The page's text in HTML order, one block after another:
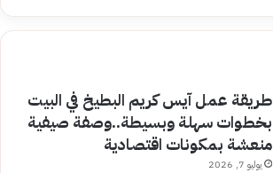
طريقة عمل آيس كريم البطيخ في البيت
بخطوات سهلة وبسيطة..وصفة صيفية
منعشة بمكونات اقتصادية
يوليو 7, 2026